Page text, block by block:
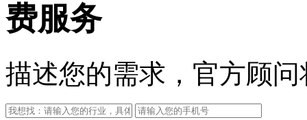
费服务
描述您的需求，官方顾